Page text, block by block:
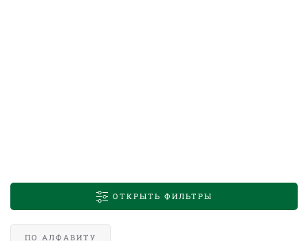
ОТКРЫТЬ ФИЛЬТРЫ
ПО АЛФАВИТУ